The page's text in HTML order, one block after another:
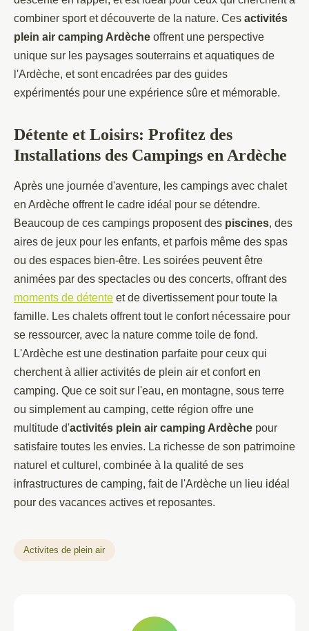
combiner sport et découverte de la nature. Ces activités
plein air camping Ardèche offrent une perspective
unique sur les paysages souterrains et aquatiques de
l'Ardèche, et sont encadrées par des guides
expérimentés pour une expérience sûre et mémorable.
Détente et Loisirs: Profitez des
Installations des Campings en Ardèche
Après une journée d'aventure, les campings avec chalet
en Ardèche offrent le cadre idéal pour se détendre.
Beaucoup de ces campings proposent des piscines, des
aires de jeux pour les enfants, et parfois même des spas
ou des espaces bien-être. Les soirées peuvent être
animées par des spectacles ou des concerts, offrant des
moments de détente et de divertissement pour toute la
famille. Les chalets offrent tout le confort nécessaire pour
se ressourcer, avec la nature comme toile de fond.
L'Ardèche est une destination parfaite pour ceux qui
cherchent à allier activités de plein air et confort en
camping. Que ce soit sur l'eau, en montagne, sous terre
ou simplement au camping, cette région offre une
multitude d'activités plein air camping Ardèche pour
satisfaire toutes les envies. La richesse de son patrimoine
naturel et culturel, combinée à la qualité de ses
infrastructures de camping, fait de l'Ardèche un lieu idéal
pour des vacances actives et reposantes.
Activites de plein air